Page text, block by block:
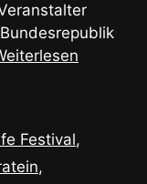
Festival,
,